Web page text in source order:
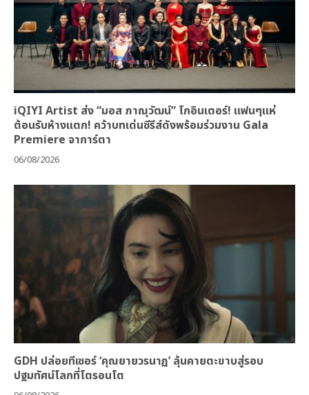
iQIYI Artist ส่ง “มอส ภาณุวัฒน์” โกอินเตอร์! แฟนๆแห่
ต้อนรับห้างแตก! คว้าบทเด่นซีรีส์ดังพร้อมร่วมงาน Gala
Premiere จาการ์ตา
06/08/2026
GDH ปล่อยทีเซอร์ ‘คุณยายวรนาฏ’ ลุ้นคายตะขาบสู่รอบ
ปฐมทัศน์โลกที่โตรอนโต